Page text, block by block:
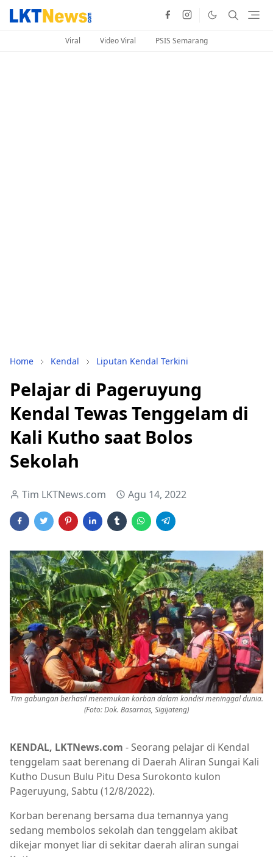
Viral Video Viral PSIS Semarang
Home Kendal Liputan Kendal Terkini
Pelajar di Pageruyung
Kendal Tewas Tenggelam di
Kali Kutho saat Bolos
Sekolah
Tim LKTNews.com Agu 14, 2022
Tim gabungan berhasil menemukan korban dalam kondisi meninggal dunia.
(Foto: Dok. Basarnas, Sigijateng)
KENDAL, LKTNews.com - Seorang pelajar di Kendal
tenggelam saat berenang di Daerah Aliran Sungai Kali
Kutho Dusun Bulu Pitu Desa Surokonto kulon
Pageruyung, Sabtu (12/8/2022).
Korban berenang bersama dua temannya yang
sedang membolos sekolah dan tenggelam akibat
dikejar monyet liar di sekitar daerah aliran sungai